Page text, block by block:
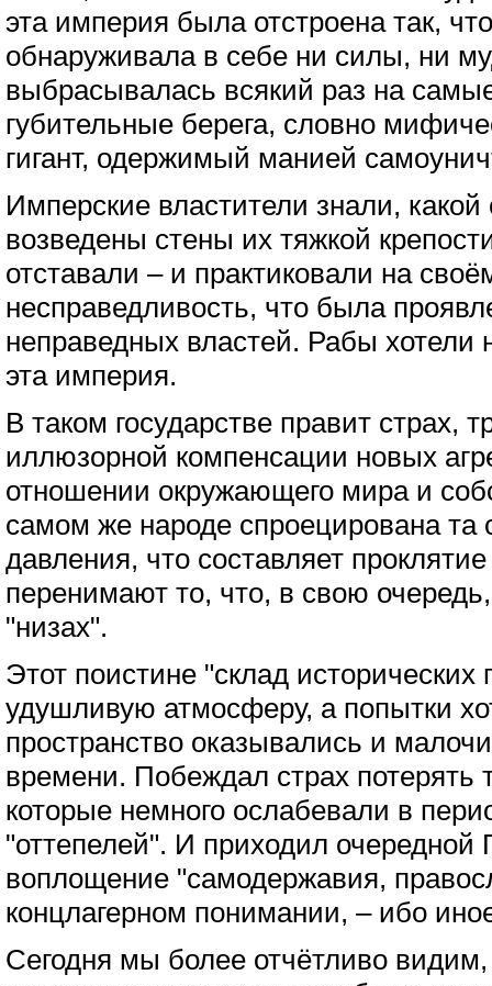
эта империя была отстроена так,
обнаруживала в себе ни силы, ни
выбрасывалась всякий раз на
губительные берега, словно
гигант, одержимый манией
Имперские властители знали,
возведены стены их тяжкой
отставали – и практиковали на
несправедливость, что была
неправедных властей. Рабы хотели
эта империя.
В таком государстве правит страх,
иллюзорной компенсации новых
отношении окружающего мира и
самом же народе спроецирована та
давления, что составляет
перенимают то, что, в свою
"низах".
Этот поистине "склад
удушливую атмосферу, а попытки
пространство оказывались и
времени. Побеждал страх потерять
которые немного ослабевали в
"оттепелей". И приходил очередной
воплощение "самодержавия,
концлагерном понимании, – ибо
Сегодня мы более отчётливо